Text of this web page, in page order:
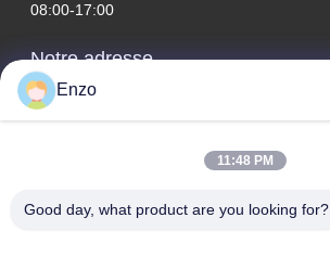
08:00-17:00
Notre adresse
Adresse de l'entreprise
province du Shandong, Chine
Enzo
11:48 PM
Good day, what product are you looking for?